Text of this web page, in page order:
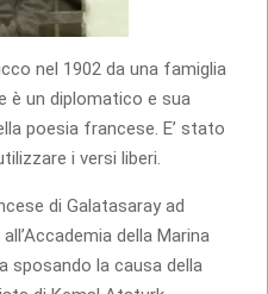
nel 1902 da una famiglia
è un diplomatico e sua
poesia francese. E’ stato
i versi liberi.
di Galatasaray ad
della Marina
sposando la causa della